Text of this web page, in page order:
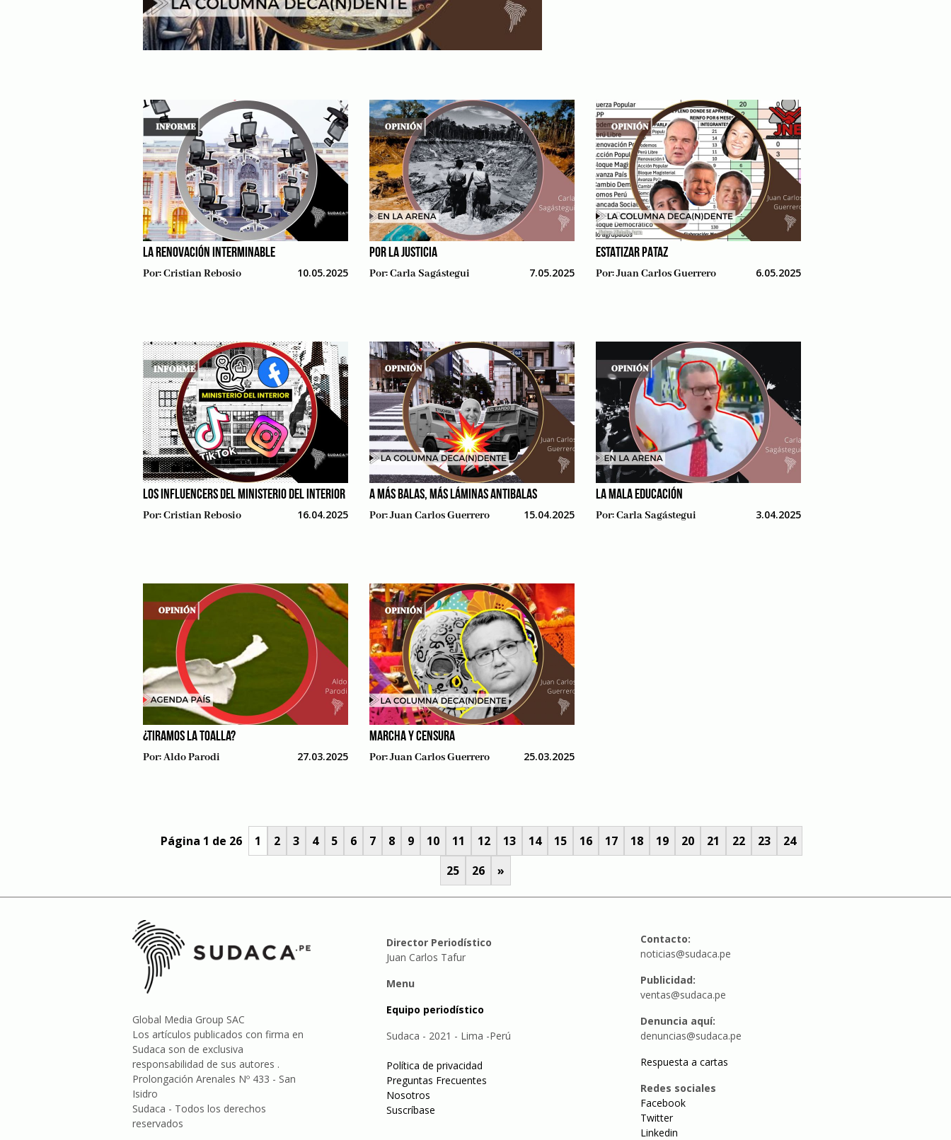
LA RENOVACIÓN INTERMINABLE
Por:Cristian Rebosio 10.05.2025
POR LA JUSTICIA
Por:Carla Sagástegui 7.05.2025
ESTATIZAR PATAZ
Por:Juan Carlos Guerrero 6.05.2025
LOS INFLUENCERS DEL MINISTERIO DEL INTERIOR
Por:Cristian Rebosio 16.04.2025
A MÁS BALAS, MÁS LÁMINAS ANTIBALAS
Por:Juan Carlos Guerrero 15.04.2025
LA MALA EDUCACIÓN
Por:Carla Sagástegui 3.04.2025
¿TIRAMOS LA TOALLA?
Por:Aldo Parodi 27.03.2025
MARCHA Y CENSURA
Por:Juan Carlos Guerrero 25.03.2025
Página 1 de 26 1 2 3 4 5 6 7 8 9 10 11 12 13 14 15 16 17 18 19 20 21 22 23
24
25
26 »
Global Media Group SAC
Los artículos publicados con firma en
Sudaca son de exclusiva
responsabilidad de sus autores .
Prolongación Arenales Nº 433 - San
Isidro
Sudaca - Todos los derechos
reservados
Director Periodístico
Juan Carlos Tafur
Menu
Equipo periodístico
Sudaca - 2021 - Lima -Perú
Política de privacidad
Preguntas Frecuentes
Nosotros
Suscríbase
Contacto:
noticias@sudaca.pe
Publicidad:
ventas@sudaca.pe
Denuncia aquí:
denuncias@sudaca.pe
Respuesta a cartas
Redes sociales
Facebook
Twitter
Linkedin